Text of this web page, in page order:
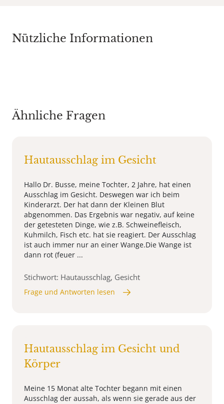
Nützliche Informationen
Ähnliche Fragen
Hautausschlag im Gesicht
Hallo Dr. Busse, meine Tochter, 2 Jahre, hat einen
Ausschlag im Gesicht. Deswegen war ich beim
Kinderarzt. Der hat dann der Kleinen Blut
abgenommen. Das Ergebnis war negativ, auf keine
der getesteten Dinge, wie z.B. Schweinefleisch,
Kuhmilch, Fisch etc. hat sie reagiert. Der Ausschlag
ist auch immer nur an einer Wange.Die Wange ist
dann rot (feuer ...
Stichwort: Hautausschlag, Gesicht
Frage und Antworten lesen
Hautausschlag im Gesicht und
Körper
Meine 15 Monat alte Tochter begann mit einen
Ausschlag der aussah, als wenn sie gerade aus der